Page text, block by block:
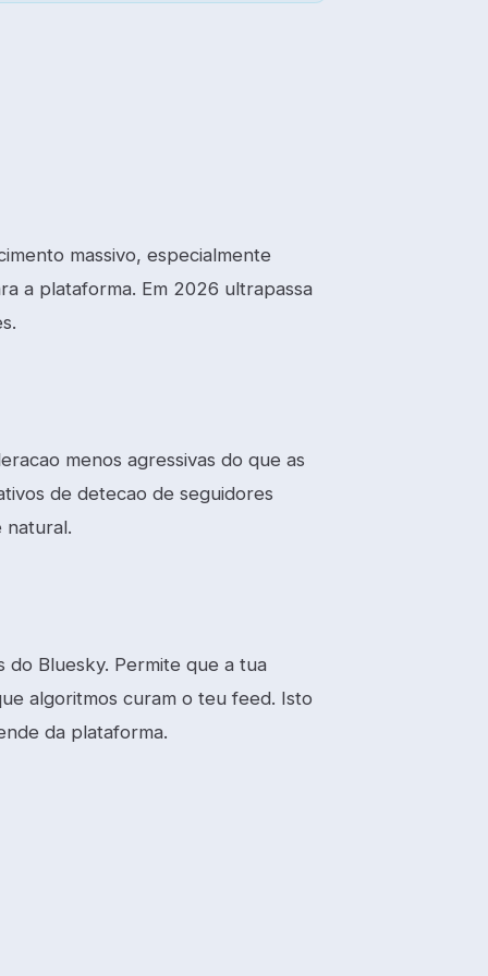
massivo, especialmente
a plataforma. Em 2026 ultrapassa
menos agressivas do que as
de detecao de seguidores
natural.
Bluesky. Permite que a tua
algoritmos curam o teu feed. Isto
da plataforma.